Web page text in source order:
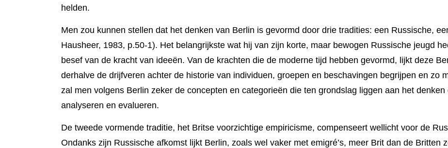
helden.
Men zou kunnen stellen dat het denken van Berlin is gevormd door drie tradities: een Russische,
Hausheer, 1983, p.50-1). Het belang­rijkste wat hij van zijn korte, maar bewogen Russi­sche jeugd
besef van de kracht van ideeën. Van de krachten die de moderne tijd hebben gevormd, lijkt deze
derhalve de drijfveren achter de historie van individuen, groepen en beschavingen begrijpen en zo
zal men volgens Berlin zeker de concepten en categorieën die ten grond­slag liggen aan het
analyse­ren en evalue­ren.
De tweede vormende traditie, het Britse voorzichtige empiricisme, compen­seert wellicht voor de
Ondanks zijn Rus­sische afkomst lijkt Berlin, zoals wel vaker met emigré’s, meer Brit dan de Britten